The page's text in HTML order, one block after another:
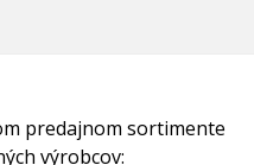
predajnom sortimente
výrobcov: